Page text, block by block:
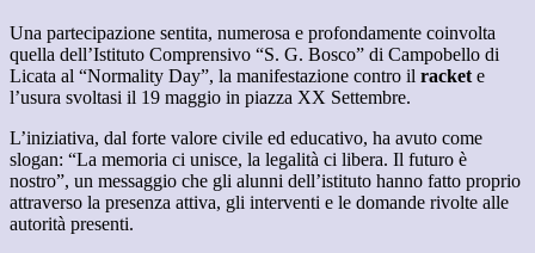
Una partecipazione sentita, numerosa e profondamente coinvolta
quella dell’Istituto Comprensivo “S. G. Bosco” di Campobello di
Licata al “Normality Day”, la manifestazione contro il racket e
l’usura svoltasi il 19 maggio in piazza XX Settembre.
L’iniziativa, dal forte valore civile ed educativo, ha avuto come
slogan: “La memoria ci unisce, la legalità ci libera. Il futuro è
nostro”, un messaggio che gli alunni dell’istituto hanno fatto proprio
attraverso la presenza attiva, gli interventi e le domande rivolte alle
autorità presenti.